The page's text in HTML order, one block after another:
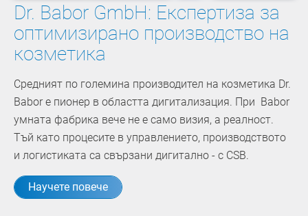
Dr. Babor GmbH: Експертиза за
оптимизирано производство на
козметика
Средният по големина производител на козметика Dr.
Babor е пионер в областта дигитализация. При Babor
умната фабрика вече не е само визия, а реалност.
Тъй като процесите в управлението, производството
и логистиката са свързани дигитално - с CSB.
Научете повече